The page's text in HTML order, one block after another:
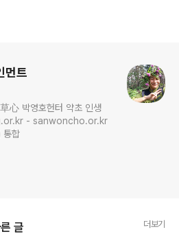
먼트
心 박영호헌터 약초 인생
합
글 더보기